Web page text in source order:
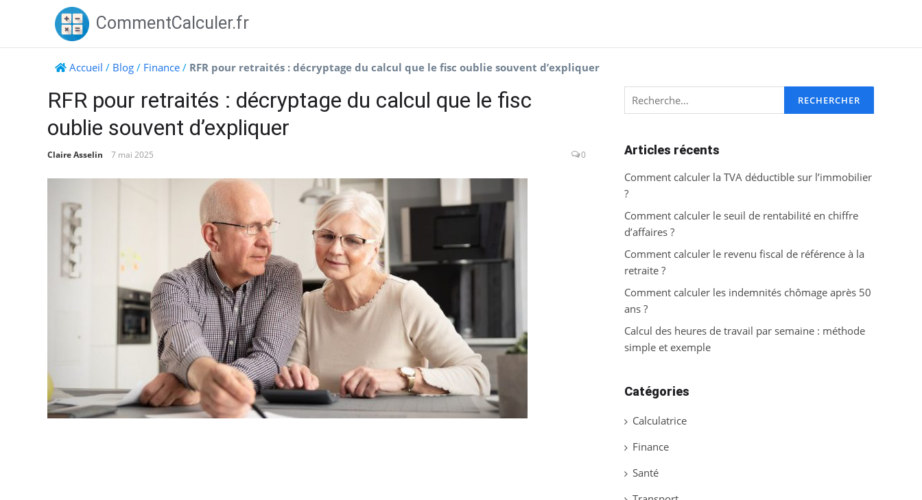
CommentCalculer.fr
Accueil / Blog / Finance / RFR pour retraités : décryptage du calcul que le fisc oublie souvent d’expliquer
RFR pour retraités : décryptage du calcul que le fisc
oublie souvent d’expliquer
Claire Asselin 7 mai 2025 0
Rechercher :
Articles récents
Comment calculer la TVA déductible sur l’immobilier
?
Comment calculer le seuil de rentabilité en chiffre
d’affaires ?
Comment calculer le revenu fiscal de référence à la
retraite ?
Comment calculer les indemnités chômage après 50
ans ?
Calcul des heures de travail par semaine : méthode
simple et exemple
Catégories
Calculatrice
Finance
Santé